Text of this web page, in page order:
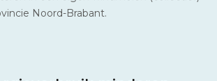
Noord-Brabant.